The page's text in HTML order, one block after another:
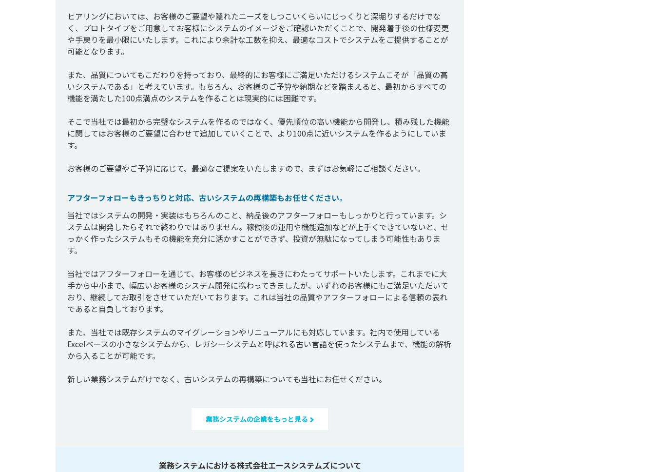
ヒアリングにおいては、お客様のご要望や隠れたニーズをしつこいくらいにじっくりと深堀りするだけでな
く、プロトタイプをご用意してお客様にシステムのイメージをご確認いただくことで、開発着手後の仕様変更
や手戻りを最小限にいたします。これにより余計な工数を抑え、最適なコストでシステムをご提供することが
可能となります。
また、品質についてもこだわりを持っており、最終的にお客様にご満足いただけるシステムこそが「品質の高
いシステムである」と考えています。もちろん、お客様のご予算や納期などを踏まえると、最初からすべての
機能を満たした100点満点のシステムを作ることは現実的には困難です。
そこで当社では最初から完璧なシステムを作るのではなく、優先順位の高い機能から開発し、積み残した機能
に関してはお客様のご要望に合わせて追加していくことで、より100点に近いシステムを作るようにしていま
す。
お客様のご要望やご予算に応じて、最適なご提案をいたしますので、まずはお気軽にご相談ください。
アフターフォローもきっちりと対応、古いシステムの再構築もお任せください。
当社ではシステムの開発・実装はもちろんのこと、納品後のアフターフォローもしっかりと行っています。シ
ステムは開発したらそれで終わりではありません。稼働後の運用や機能追加などが上手くできていないと、せ
っかく作ったシステムもその機能を充分に活かすことができず、投資が無駄になってしまう可能性もありま
す。
当社ではアフターフォローを通じて、お客様のビジネスを長きにわたってサポートいたします。これまでに大
手から中小まで、幅広いお客様のシステム開発に携わってきましたが、いずれのお客様にもご満足いただいて
おり、継続してお取引をさせていただいております。これは当社の品質やアフターフォローによる信頼の表れ
であると自負しております。
また、当社では既存システムのマイグレーションやリニューアルにも対応しています。社内で使用している
Excelベースの小さなシステムから、レガシーシステムと呼ばれる古い言語を使ったシステムまで、機能の解析
から入ることが可能です。
新しい業務システムだけでなく、古いシステムの再構築についても当社にお任せください。
業務システムの企業をもっと見る
業務システムにおける株式会社エースシステムズについて